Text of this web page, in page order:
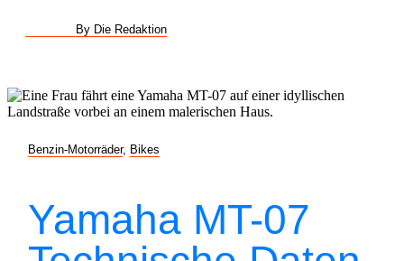
By Die Redaktion
Benzin-Motorräder, Bikes
Yamaha MT-07